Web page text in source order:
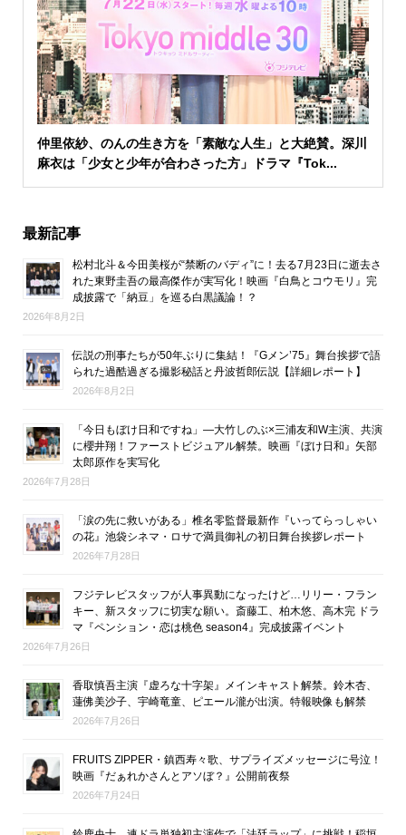
仲里依紗、のんの生き方を「素敵な人生」と大絶賛。深川
麻衣は「少女と少年が合わさった方」ドラマ『Tok...
最新記事
松村北斗＆今田美桜が“禁断のバディ”に！去る7月23日に逝去さ
れた東野圭吾の最高傑作が実写化！映画『白鳥とコウモリ』完
成披露で「納豆」を巡る白黒議論！？
2026年8月2日
伝説の刑事たちが50年ぶりに集結！『Gメン’75』舞台挨拶で語
られた過酷過ぎる撮影秘話と丹波哲郎伝説【詳細レポート】
2026年8月2日
「今日もぼけ日和ですね」―大竹しのぶ×三浦友和W主演、共演
に櫻井翔！ファーストビジュアル解禁。映画『ぼけ日和』矢部
太郎原作を実写化
2026年7月28日
「涙の先に救いがある」椎名零監督最新作『いってらっしゃい
の花』池袋シネマ・ロサで満員御礼の初日舞台挨拶レポート
2026年7月28日
フジテレビスタッフが人事異動になったけど…リリー・フラン
キー、新スタッフに切実な願い。斎藤工、柏木悠、高木完 ドラ
マ『ペンション・恋は桃色 season4』完成披露イベント
2026年7月26日
香取慎吾主演『虚ろな十字架』メインキャスト解禁。鈴木杏、
蓮佛美沙子、宇崎竜童、ピエール瀧が出演。特報映像も解禁
2026年7月26日
FRUITS ZIPPER・鎮西寿々歌、サプライズメッセージに号泣！
映画『だぁれかさんとアソぼ？』公開前夜祭
2026年7月24日